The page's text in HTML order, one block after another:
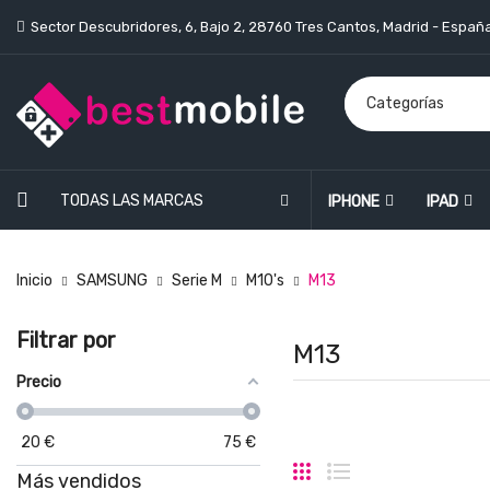
Sector Descubridores, 6, Bajo 2, 28760 Tres Cantos, Madrid -
TODAS LAS MARCAS IPHONE IPAD
Inicio SAMSUNG Serie M M10's M13
Filtrar por
Precio
20 € 75 €
Más vendidos
M13